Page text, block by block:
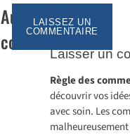
Aucun
commentaire
LAISSEZ UN
COMMENTAIRE
Laisser un
Règle des
découvrir vos
avec soin. Les